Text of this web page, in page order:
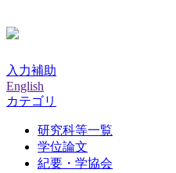
入力補助
English
カテゴリ
研究科等一覧
学位論文
紀要・学協会